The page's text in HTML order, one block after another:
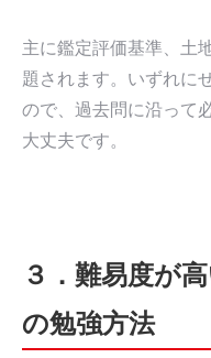
主に鑑定評価基準、土
題されます。いずれに
ので、過去問に沿って
大丈夫です。
３．難易度が
の勉強方法